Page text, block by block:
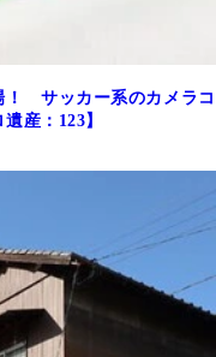
！ サッカー系のカメラコ
産：123】